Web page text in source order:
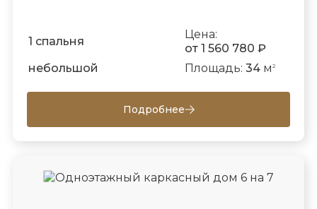
1 спальня
Цена:
от 1 560 780 ₽
небольшой
Площадь: 34м 2
Подробнее